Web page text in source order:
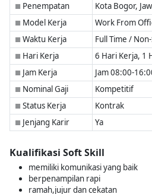
■ Penempatan Kota Bogor,
■ Model Kerja Work From
■ Waktu Kerja Full Time /
■ Hari Kerja 6 Hari Kerja, 1
■ Jam Kerja Jam 08:00-
■ Nominal Gaji Kompetitif
■ Status Kerja Kontrak
■ Jenjang Karir Ya
Kualifikasi Soft Skill
memiliki komunikasi yang baik
berpenampilan rapi
ramah,jujur dan cekatan